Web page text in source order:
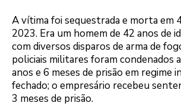
A vítima foi sequestrada e morta em
2023. Era um homem de 42 anos de
com diversos disparos de arma de
policiais militares foram condenados
anos e 6 meses de prisão em regime
fechado; o empresário recebeu
3 meses de prisão.